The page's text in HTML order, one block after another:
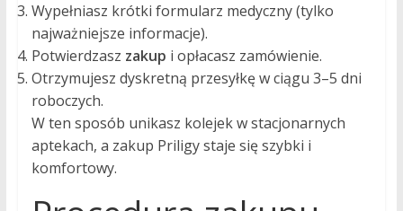
Wypełniasz krótki formularz medyczny (tylko
najważniejsze informacje).
Potwierdzasz zakup i opłacasz zamówienie.
Otrzymujesz dyskretną przesyłkę w ciągu 3–5 dni
roboczych.
W ten sposób unikasz kolejek w stacjonarnych
aptekach, a zakup Priligy staje się szybki i
komfortowy.